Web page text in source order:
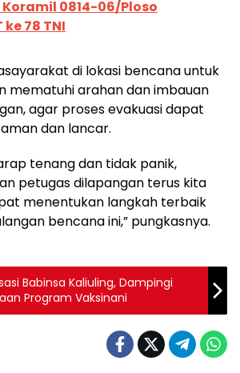
0814-06/Ploso
78 TNI
di lokasi bencana untuk
mematuhi arahan dan imbauan
agar proses evakuasi dapat
dan lancar.
tenang dan tidak panik,
petugas dilapangan terus kita
menentukan langkah terbaik
bencana ini,” pungkasnya.
Babinsa Kaliuling, Dampingi
Program Vaksinani